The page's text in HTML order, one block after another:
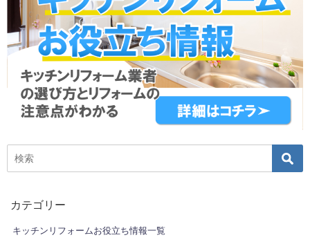
カテゴリー
キッチンリフォームお役立ち情報一覧